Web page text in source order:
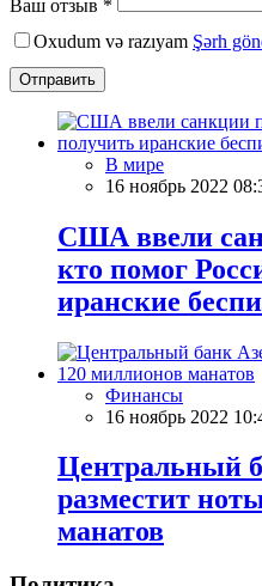
Ваш отзыв *
Oxudum və razıyam Şərh
Отправить
В мире
16 ноябрь 2022
США ввели
кто помог
иранские
Финансы
16 ноябрь 2022
Центральный
разместит
манатов